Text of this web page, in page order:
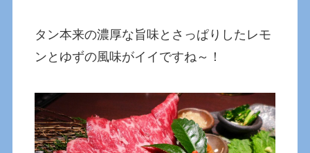
タン本来の濃厚な旨味とさっぱりしたレモ
ンとゆずの風味がイイですね～！